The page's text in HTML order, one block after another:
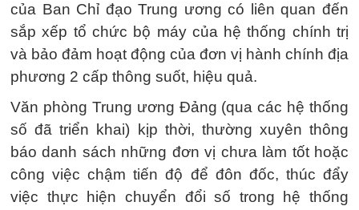
của Ban Chỉ đạo Trung ương có liên quan đến
sắp xếp tổ chức bộ máy của hệ thống chính trị
và bảo đảm hoạt động của đơn vị hành chính địa
phương 2 cấp thông suốt, hiệu quả.
Văn phòng Trung ương Đảng (qua các hệ thống
số đã triển khai) kịp thời, thường xuyên thông
báo danh sách những đơn vị chưa làm tốt hoặc
công việc chậm tiến độ để đôn đốc, thúc đẩy
việc thực hiện chuyển đổi số trong hệ thống